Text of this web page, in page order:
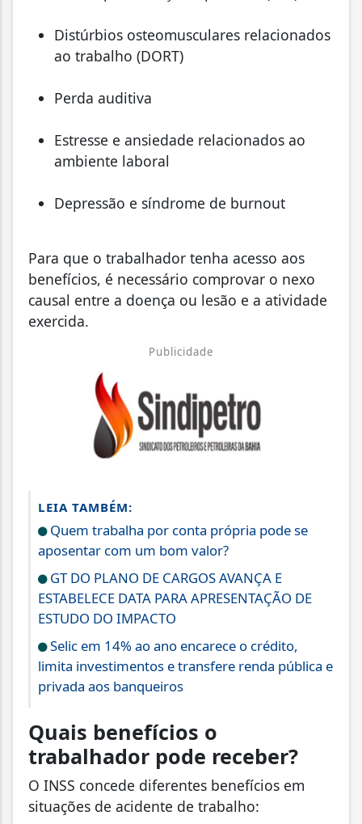
Distúrbios osteomusculares relacionados
ao trabalho (DORT)
Perda auditiva
Estresse e ansiedade relacionados ao
ambiente laboral
Depressão e síndrome de burnout
Para que o trabalhador tenha acesso aos
benefícios, é necessário comprovar o nexo
causal entre a doença ou lesão e a atividade
exercida.
Publicidade
LEIA TAMBÉM:
Quem trabalha por conta própria pode se
aposentar com um bom valor?
GT DO PLANO DE CARGOS AVANÇA E
ESTABELECE DATA PARA APRESENTAÇÃO DE
ESTUDO DO IMPACTO
Selic em 14% ao ano encarece o crédito,
limita investimentos e transfere renda pública e
privada aos banqueiros
Quais benefícios o
trabalhador pode receber?
O INSS concede diferentes benefícios em
situações de acidente de trabalho: